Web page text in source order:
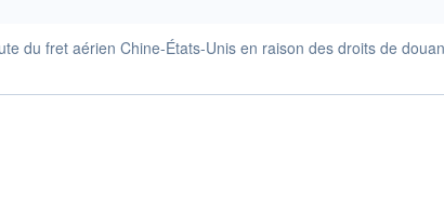
du fret aérien Chine-États-Unis en raison des droits de